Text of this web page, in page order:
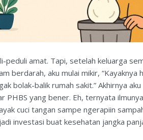
peduli amat. Tapi, setelah keluarga
berdarah, aku mulai mikir, “Kayaknya
bolak-balik rumah sakit.” Akhirnya
PHBS yang bener. Eh, ternyata
cuci tangan sampe ngerapiin
investasi buat kesehatan jangka